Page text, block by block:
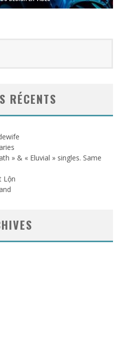
RÉCENTS
» & « Eluvial » singles. Same
Lộn